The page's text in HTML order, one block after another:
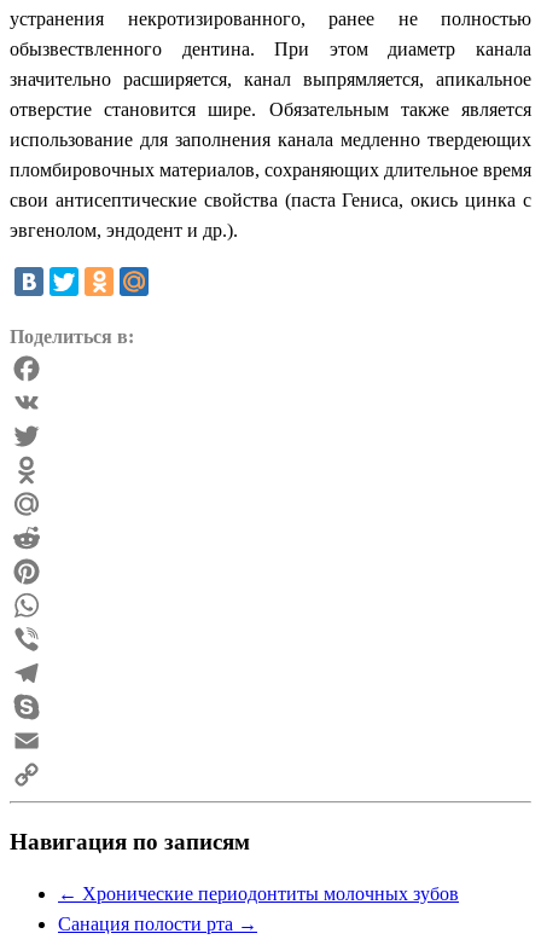
устранения некротизированного, ранее не полностью
обызвествленного дентина. При этом диаметр канала
значительно расширяется, канал выпрямляется, апикальное
отверстие становится шире. Обязательным также является
использование для заполнения канала медленно твердеющих
пломбировочных материалов, сохраняющих длительное время
свои антисептические свойства (паста Гениса, окись цинка с
эвгенолом, эндодент и др.).
Поделиться в:
Facebook
VK
Twitter
Odnoklassniki
Mail.Ru
Reddit
Pinterest
WhatsApp
Viber
Telegram
Skype
Email
Copy
Link
Навигация по записям
← Хронические периодонтиты молочных зубов
Санация полости рта →